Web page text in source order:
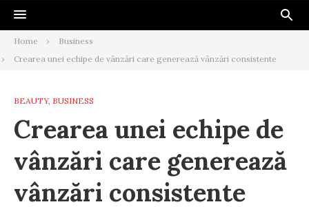
Home
Business
Crearea unei echipe de vânzări care generează vânzări consistente
BEAUTY, BUSINESS
Crearea unei echipe de
vânzări care generează
vânzări consistente